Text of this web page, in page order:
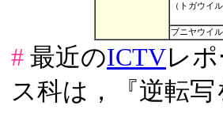
（トガウイ
ブニヤウイ
# 最近のICTVレ
ス科は，『逆転